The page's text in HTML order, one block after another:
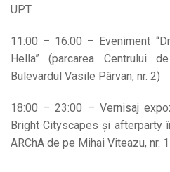
UPT
11:00 – 16:00 – Eveniment
Hella” (parcarea Centrului
Bulevardul Vasile Pârvan, nr. 2)
18:00 – 23:00 – Vernisaj
Bright Cityscapes și afterparty
ARChA de pe Mihai Viteazu, nr. 1